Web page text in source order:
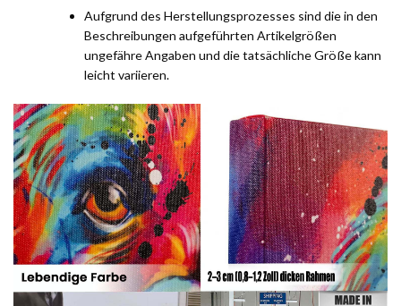
Aufgrund des Herstellungsprozesses sind die in den
Beschreibungen aufgeführten Artikelgrößen
ungefähre Angaben und die tatsächliche Größe kann
leicht variieren.